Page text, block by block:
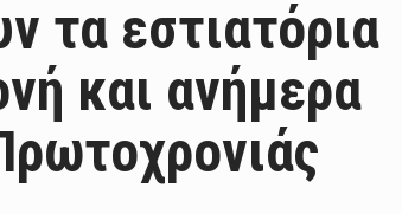
τα εστιατόρια
και ανήμερα